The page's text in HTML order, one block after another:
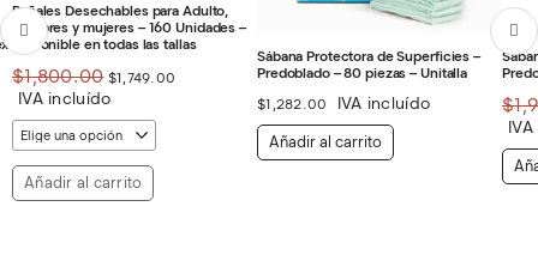
Pañales Desechables para Adulto,
hombres y mujeres – 160 Unidades –
Disponible en todas las tallas
$1,800.00 El
precio
original
era:
$1,800.00.
$1,749.00
IVA incluído
Añadir al carrito
Sábana Protectora de Superficies –
Predoblado – 80 piezas – Unitalla
$1,282.00 IVA incluído
Añadir al carrito
$